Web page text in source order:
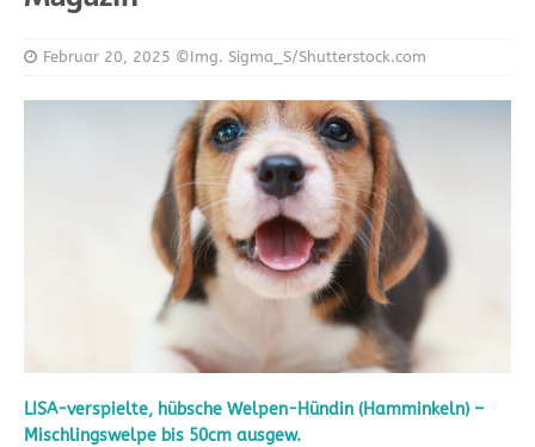
Februar 20, 2025 ©Img. Sigma_S/Shutterstock.com
LISA-verspielte, hübsche Welpen-Hündin (Hamminkeln) –
Mischlingswelpe bis 50cm ausgew.